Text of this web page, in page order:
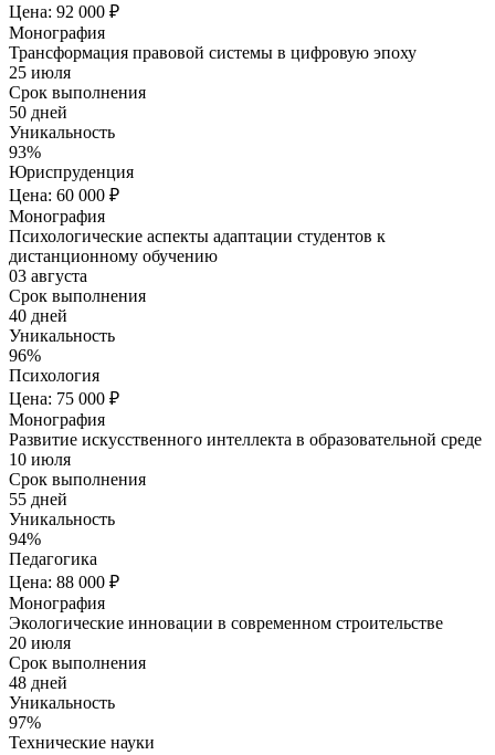
Цена: 92 000 ₽
Монография
Трансформация правовой системы в цифровую эпоху
25 июля
Срок выполнения
50 дней
Уникальность
93%
Юриспруденция
Цена: 60 000 ₽
Монография
Психологические аспекты адаптации студентов к
дистанционному обучению
03 августа
Срок выполнения
40 дней
Уникальность
96%
Психология
Цена: 75 000 ₽
Монография
Развитие искусственного интеллекта в образовательной среде
10 июля
Срок выполнения
55 дней
Уникальность
94%
Педагогика
Цена: 88 000 ₽
Монография
Экологические инновации в современном строительстве
20 июля
Срок выполнения
48 дней
Уникальность
97%
Технические науки